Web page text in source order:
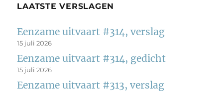
LAATSTE VERSLAGEN
Eenzame uitvaart #314, verslag
15 juli 2026
Eenzame uitvaart #314, gedicht
15 juli 2026
Eenzame uitvaart #313, verslag